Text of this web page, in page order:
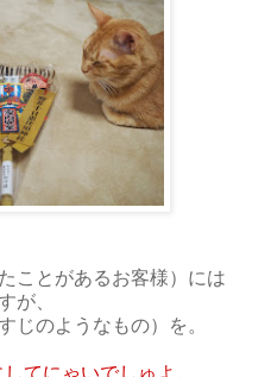
ことがあるお客様）には
が、
じのようなもの）を。
てにゃいでしゅよ。